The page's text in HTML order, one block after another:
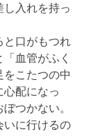
入れを持っ
口がもつれ
血管がふく
こたつの中
配になっ
つかない。
いに行けるの